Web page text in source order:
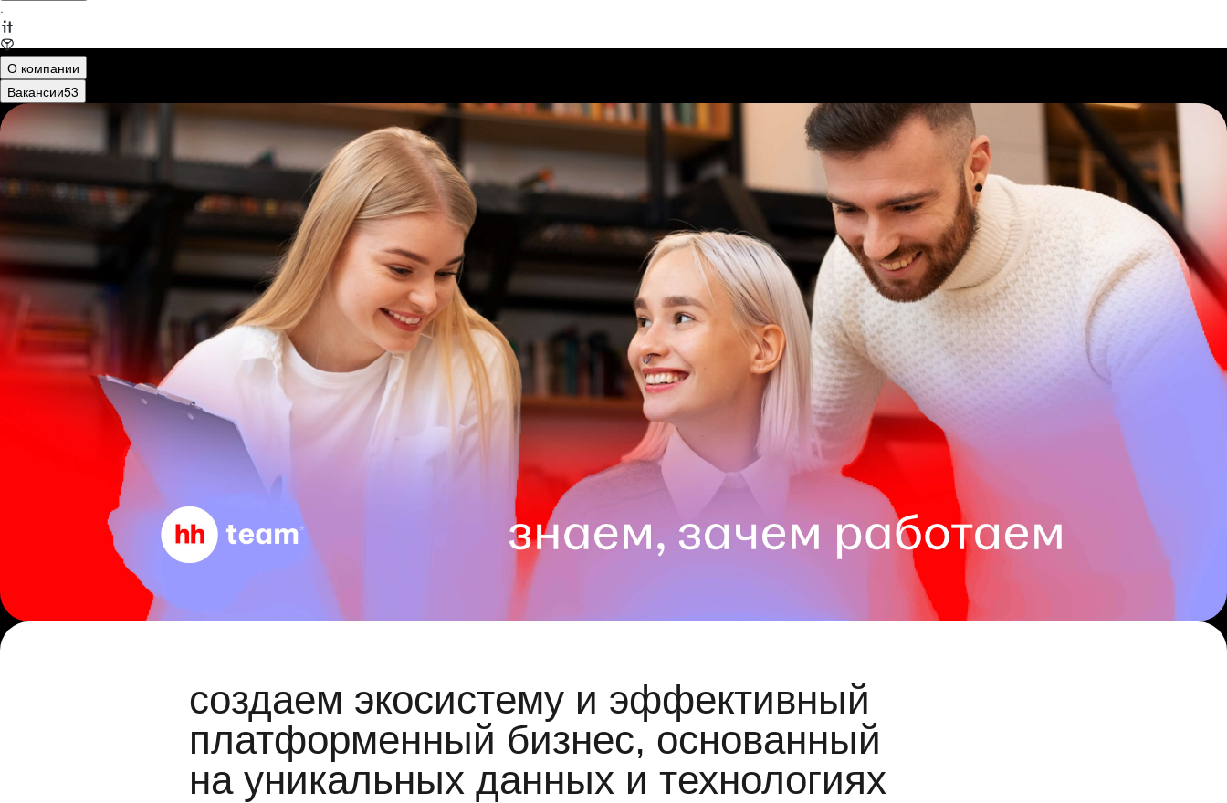
·
О компании
Вакансии53
создаем экосистему и эффективный
платформенный бизнес, основанный
на уникальных данных и технологиях